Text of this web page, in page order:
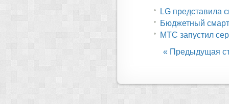
LG представила
Бюджетный
МТС запустил
« Предыдущая